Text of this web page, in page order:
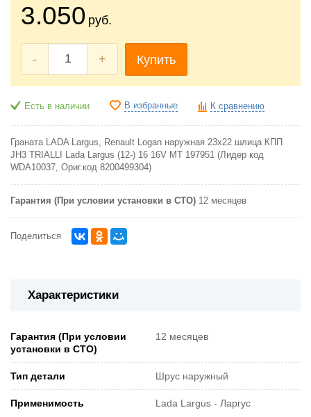
3.050 руб.
- + Купить
Есть в наличии В избранные К сравнению
Граната LADA Largus, Renault Logan наружная 23x22 шлица КПП
JH3 TRIALLI Lada Largus (12-) 16 16V MT 197951 (Лидер код
WDA10037, Ориг.код 8200499304)
Гарантия (При условии установки в СТО) 12 месяцев
Поделиться
Характеристики
Гарантия (При условии
установки в СТО)
12 месяцев
Тип детали Шрус наружный
Применимость Lada Largus - Ларгус